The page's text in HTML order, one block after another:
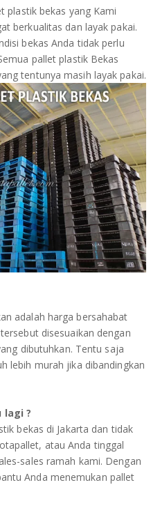
plastik bekas yang Kami
berkualitas dan layak pakai.
bekas Anda tidak perlu
pallet plastik Bekas
tentunya masih layak pakai.
adalah harga bersahabat
disesuaikan dengan
dibutuhkan. Tentu saja
lebih murah jika dibandingkan
lagi ?
bekas di Jakarta dan tidak
atau Anda tinggal
sales ramah kami. Dengan
Anda menemukan pallet